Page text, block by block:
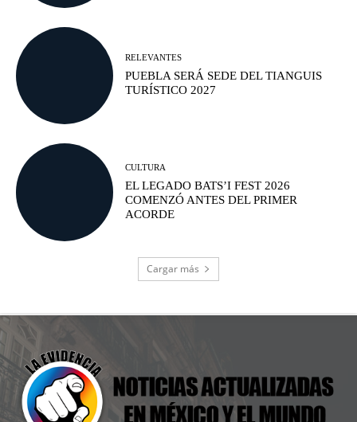
RELEVANTES
PUEBLA SERÁ SEDE DEL TIANGUIS
TURÍSTICO 2027
CULTURA
EL LEGADO BATS’I FEST 2026
COMENZÓ ANTES DEL PRIMER
ACORDE
Cargar más